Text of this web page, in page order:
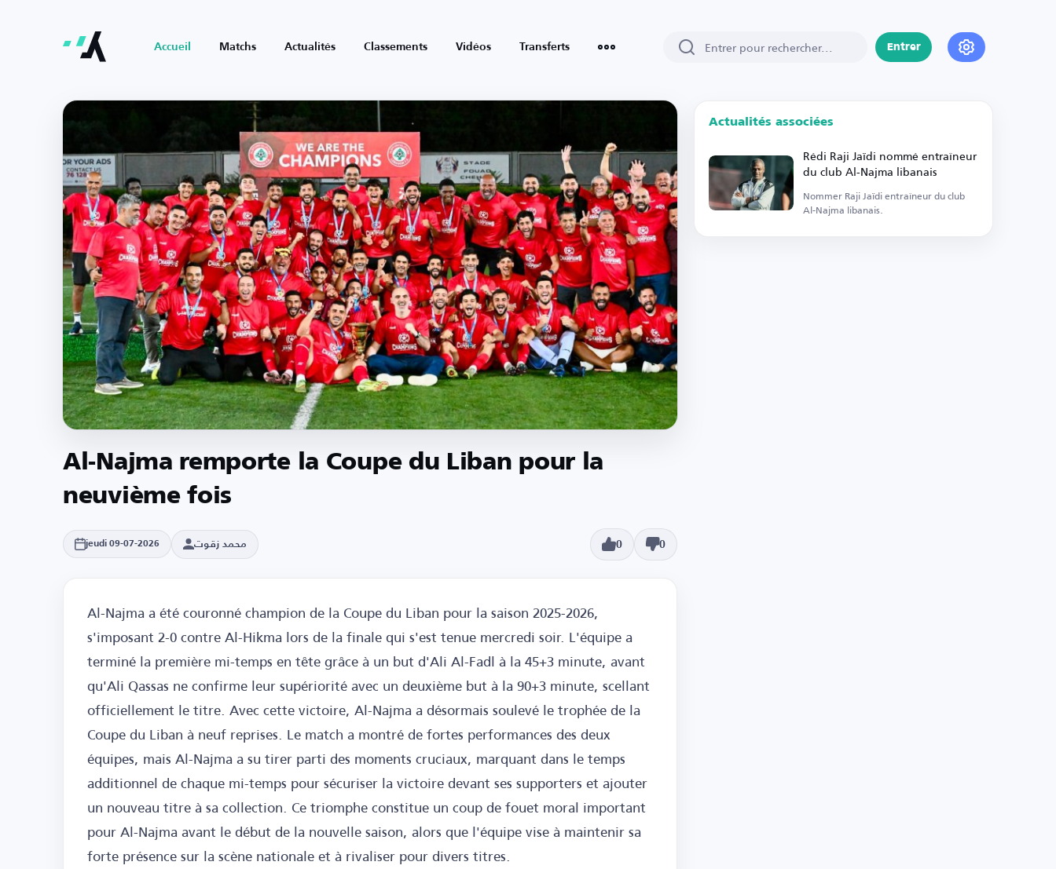
Accueil Matchs Actualités Classements Vidéos Transferts Entrer
Al-Najma remporte la Coupe du Liban pour la
neuvième fois
jeudi 09-07-2026 محمد زقوت 0 0
Al-Najma a été couronné champion de la Coupe du Liban pour la saison 2025-2026,
s'imposant 2-0 contre Al-Hikma lors de la finale qui s'est tenue mercredi soir. L'équipe a
terminé la première mi-temps en tête grâce à un but d'Ali Al-Fadl à la 45+3 minute, avant
qu'Ali Qassas ne confirme leur supériorité avec un deuxième but à la 90+3 minute, scellant
officiellement le titre. Avec cette victoire, Al-Najma a désormais soulevé le trophée de la
Coupe du Liban à neuf reprises. Le match a montré de fortes performances des deux
équipes, mais Al-Najma a su tirer parti des moments cruciaux, marquant dans le temps
additionnel de chaque mi-temps pour sécuriser la victoire devant ses supporters et ajouter
un nouveau titre à sa collection. Ce triomphe constitue un coup de fouet moral important
pour Al-Najma avant le début de la nouvelle saison, alors que l'équipe vise à maintenir sa
forte présence sur la scène nationale et à rivaliser pour divers titres.
Actualités associées
Rédi Raji Jaïdi nommé entraîneur
du club Al-Najma libanais
Nommer Raji Jaïdi entraîneur du club
Al-Najma libanais.